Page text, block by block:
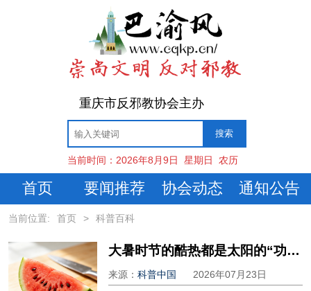
重庆市反邪教协会主办
当前时间： 2026年8月9日 星期日 农历
首页 要闻推荐 协会动态 通知公告
当前位置: 首页 > 科普百科
大暑时节的酷热都是太阳的“功劳”吗？
来源：科普中国 2026年07月23日